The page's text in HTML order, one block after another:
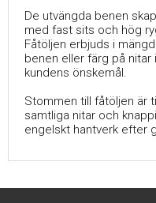
De utvängda benen
med fast sits och hög
Fåtöljen erbjuds i
benen eller färg på
kundens önskemål.
Stommen till fåtöljen är
samtliga nitar och
engelskt hantverk efter